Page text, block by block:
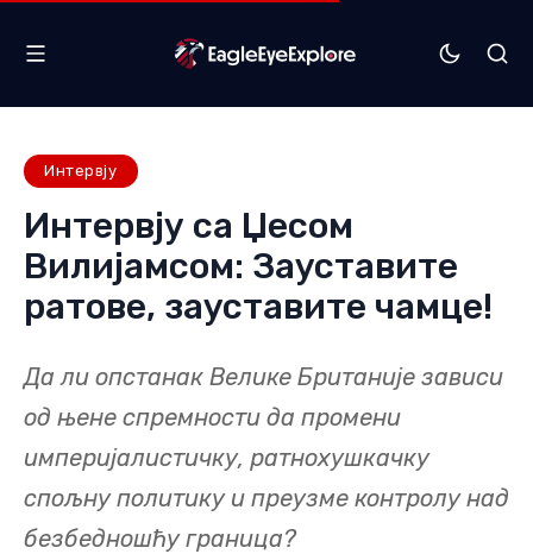
Интервју
Интервју са Џесом
Вилијамсом: Зауставите
ратове, зауставите чамце!
Да ли опстанак Велике Британије зависи
од њене спремности да промени
империјалистичку, ратнохушкачку
спољну политику и преузме контролу над
безбедношћу граница?